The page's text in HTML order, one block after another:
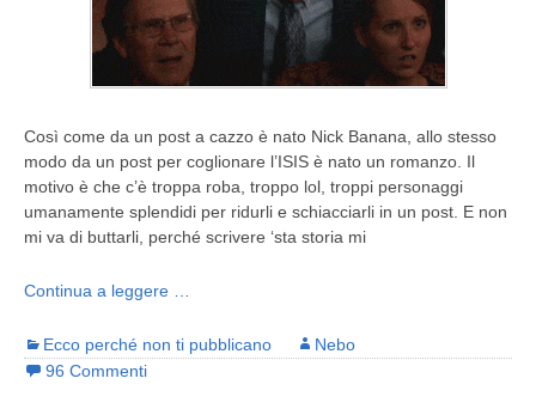
Così come da un post a cazzo è nato Nick Banana, allo stesso
modo da un post per coglionare l’ISIS è nato un romanzo. Il
motivo è che c’è troppa roba, troppo lol, troppi personaggi
umanamente splendidi per ridurli e schiacciarli in un post. E non
mi va di buttarli, perché scrivere ‘sta storia mi
Continua a leggere …
Ecco perché non ti pubblicano
Nebo
96 Commenti